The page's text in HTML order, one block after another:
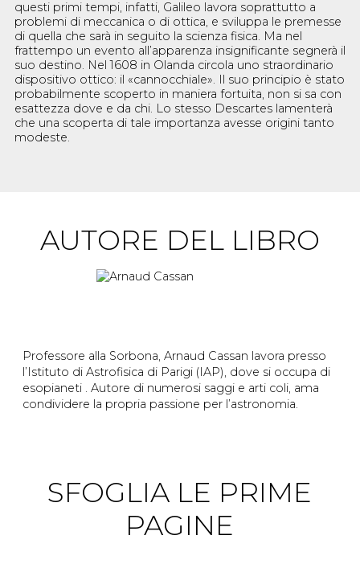
questi primi tempi, infatti, Galileo lavora soprattutto a
problemi di meccanica o di ottica, e sviluppa le premesse
di quella che sarà in seguito la scienza fisica. Ma nel
frattempo un evento all’apparenza insignificante segnerà il
suo destino. Nel 1608 in Olanda circola uno straordinario
dispositivo ottico: il «cannocchiale». Il suo principio è stato
probabilmente scoperto in maniera fortuita, non si sa con
esattezza dove e da chi. Lo stesso Descartes lamenterà
che una scoperta di tale importanza avesse origini tanto
modeste.
AUTORE DEL LIBRO
Professore alla Sorbona, Arnaud Cassan lavora presso
l’Istituto di Astrofisica di Parigi (IAP), dove si occupa di
esopianeti . Autore di numerosi saggi e arti coli, ama
condividere la propria passione per l’astronomia.
SFOGLIA LE PRIME
PAGINE